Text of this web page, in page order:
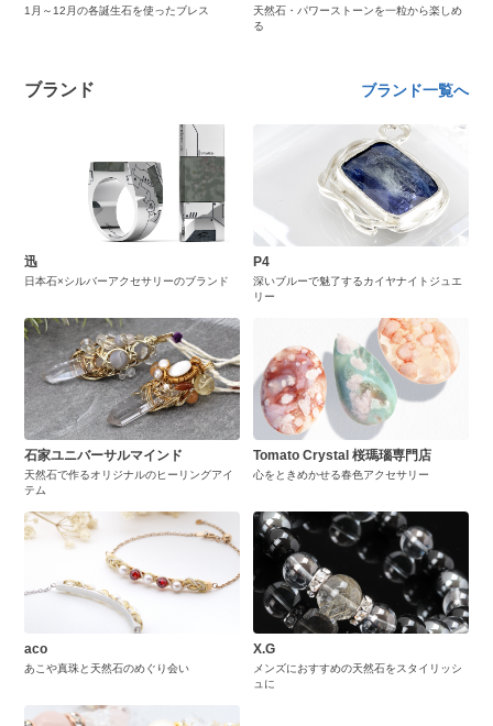
1月～12月の各誕生石を使ったブレス
天然石・パワーストーンを一粒から楽しめ
る
ブランド ブランド一覧へ
迅
日本石×シルバーアクセサリーのブランド
P4
深いブルーで魅了するカイヤナイトジュエ
リー
石家ユニバーサルマインド
天然石で作るオリジナルのヒーリングアイ
テム
Tomato Crystal 桜瑪瑙専門店
心をときめかせる春色アクセサリー
aco
あこや真珠と天然石のめぐり会い
X.G
メンズにおすすめの天然石をスタイリッシ
ュに